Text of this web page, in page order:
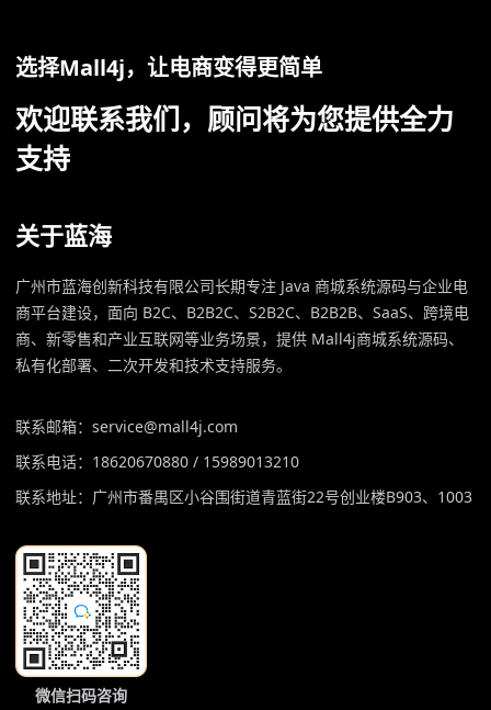
选择Mall4j，让电商变得更简单
欢迎联系我们，顾问将为您提供全力
支持
关于蓝海
广州市蓝海创新科技有限公司长期专注 Java 商城系统源码与企业电
商平台建设，面向 B2C、B2B2C、S2B2C、B2B2B、SaaS、跨境电
商、新零售和产业互联网等业务场景，提供 Mall4j商城系统源码、
私有化部署、二次开发和技术支持服务。
联系邮箱：service@mall4j.com
联系电话：18620670880 / 15989013210
联系地址：广州市番禺区小谷围街道青蓝街22号创业楼B903、1003
微信扫码咨询